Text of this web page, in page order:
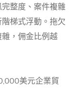
完整度、案件複雜
梯式浮動。拖欠
，佣金比例越
美元企業貿